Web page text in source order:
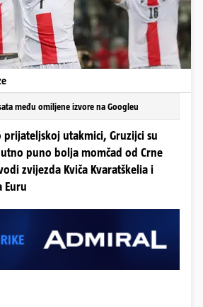
među omiljene izvore na Googleu
prijateljskoj utakmici, Gruzijci su
puno bolja momčad od Crne
zvijezda Kviča Kvaratškelia i
Euru